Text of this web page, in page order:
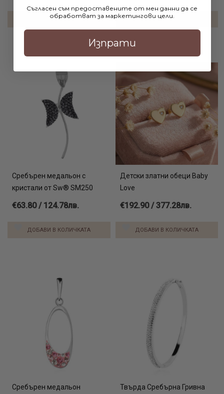
585 и се доставят заедно със сертификат за произход и
сребърна гривна с цирконий онлайн
разпродажба на сребърни бижута
ДОБАВИ В КОЛИЧКАТА ДОБАВИ В КОЛИЧКАТА
Сребърен медальон с
кристали от Sw® SM250
€63.80 / 124.78лв.
ДОБАВИ В КОЛИЧКАТА
Детски златни обеци Baby
Love
€192.90 / 377.28лв.
ДОБАВИ В КОЛИЧКАТА
Сребърен медальон
Твърда Сребърна Гривна
Съгласен съм предоставените от мен данни да се
обработват за маркетингови цели.
Изпрати